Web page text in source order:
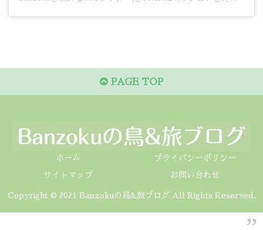
PAGE TOP
ホーム プライバシーポリシー
サイトマップ お問い合わせ
Copyright © 2021 Banzokuの鳥&旅ブログ All Rights Reserved.